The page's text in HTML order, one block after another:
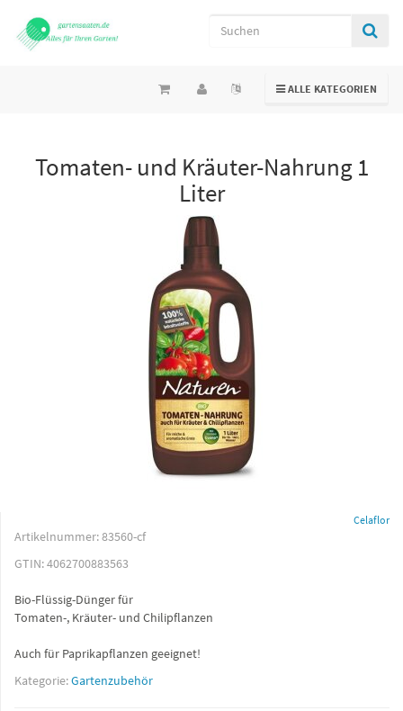
TOGGLE NAVIGATION
ALLE KATEGORIEN
Tomaten- und Kräuter-Nahrung 1
Liter
Celaflor
Artikelnummer:83560-cf
GTIN:4062700883563
Bio-Flüssig-Dünger für
Tomaten-, Kräuter- und Chilipflanzen
Auch für Paprikapflanzen geeignet!
Kategorie:Gartenzubehör